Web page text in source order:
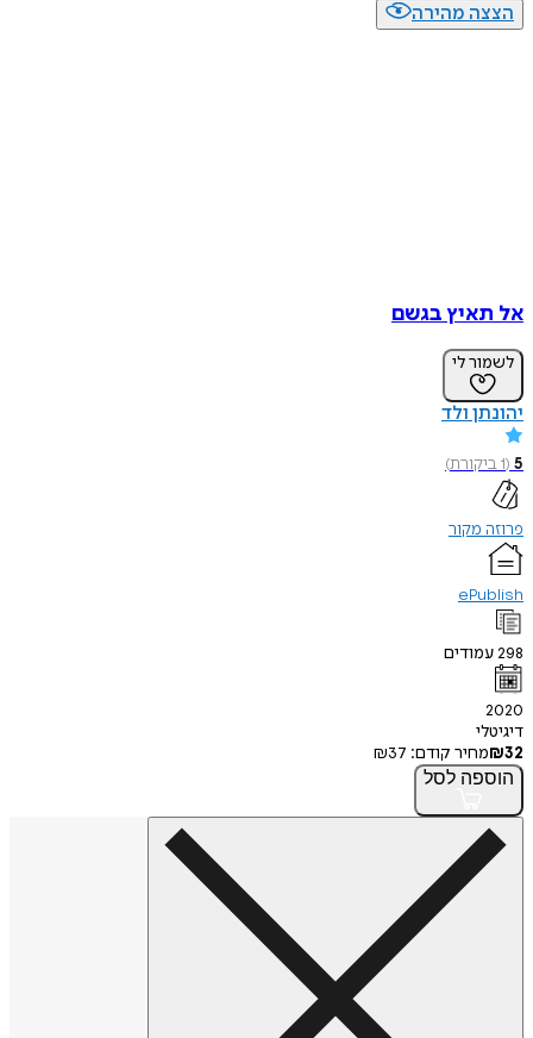
הצצה מהירה
אל תאיץ בגשם
לשמור לי
יהונתן ולד
5
(
1ביקורת)
פרוזה מקור
ePublish
298עמודים
2020
דיגיטלי
₪32 מחיר קודם: ₪37
הוספה לסל